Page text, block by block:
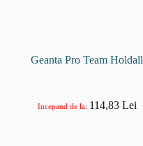
Geanta Pro Team Holdall
Incepand de la: 114,83 Lei